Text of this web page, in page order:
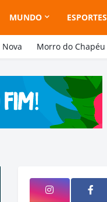
MUNDO ESPORTES
Nova Morro do Chapéu